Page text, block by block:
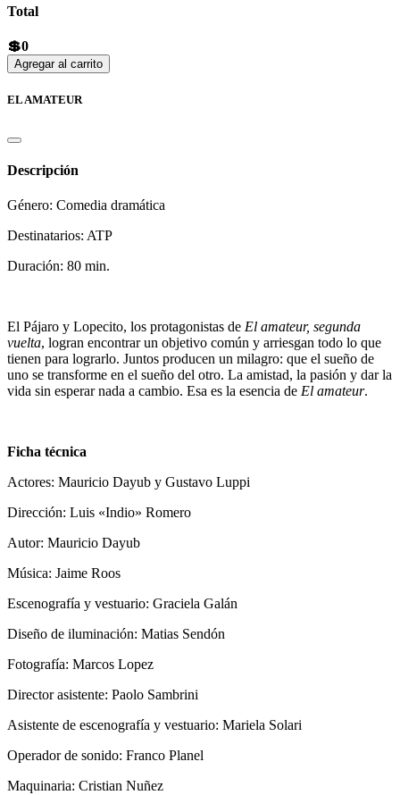
Total
💲0
Agregar al carrito
EL AMATEUR
Descripción
Género: Comedia dramática
Destinatarios: ATP
Duración: 80 min.
El Pájaro y Lopecito, los protagonistas de El amateur, segunda
vuelta, logran encontrar un objetivo común y arriesgan todo lo que
tienen para lograrlo. Juntos producen un milagro: que el sueño de
uno se transforme en el sueño del otro. La amistad, la pasión y dar la
vida sin esperar nada a cambio. Esa es la esencia de El amateur.
Ficha técnica
Actores: Mauricio Dayub y Gustavo Luppi
Dirección: Luis «Indio» Romero
Autor: Mauricio Dayub
Música: Jaime Roos
Escenografía y vestuario: Graciela Galán
Diseño de iluminación: Matias Sendón
Fotografía: Marcos Lopez
Director asistente: Paolo Sambrini
Asistente de escenografía y vestuario: Mariela Solari
Operador de sonido: Franco Planel
Maquinaria: Cristian Nuñez